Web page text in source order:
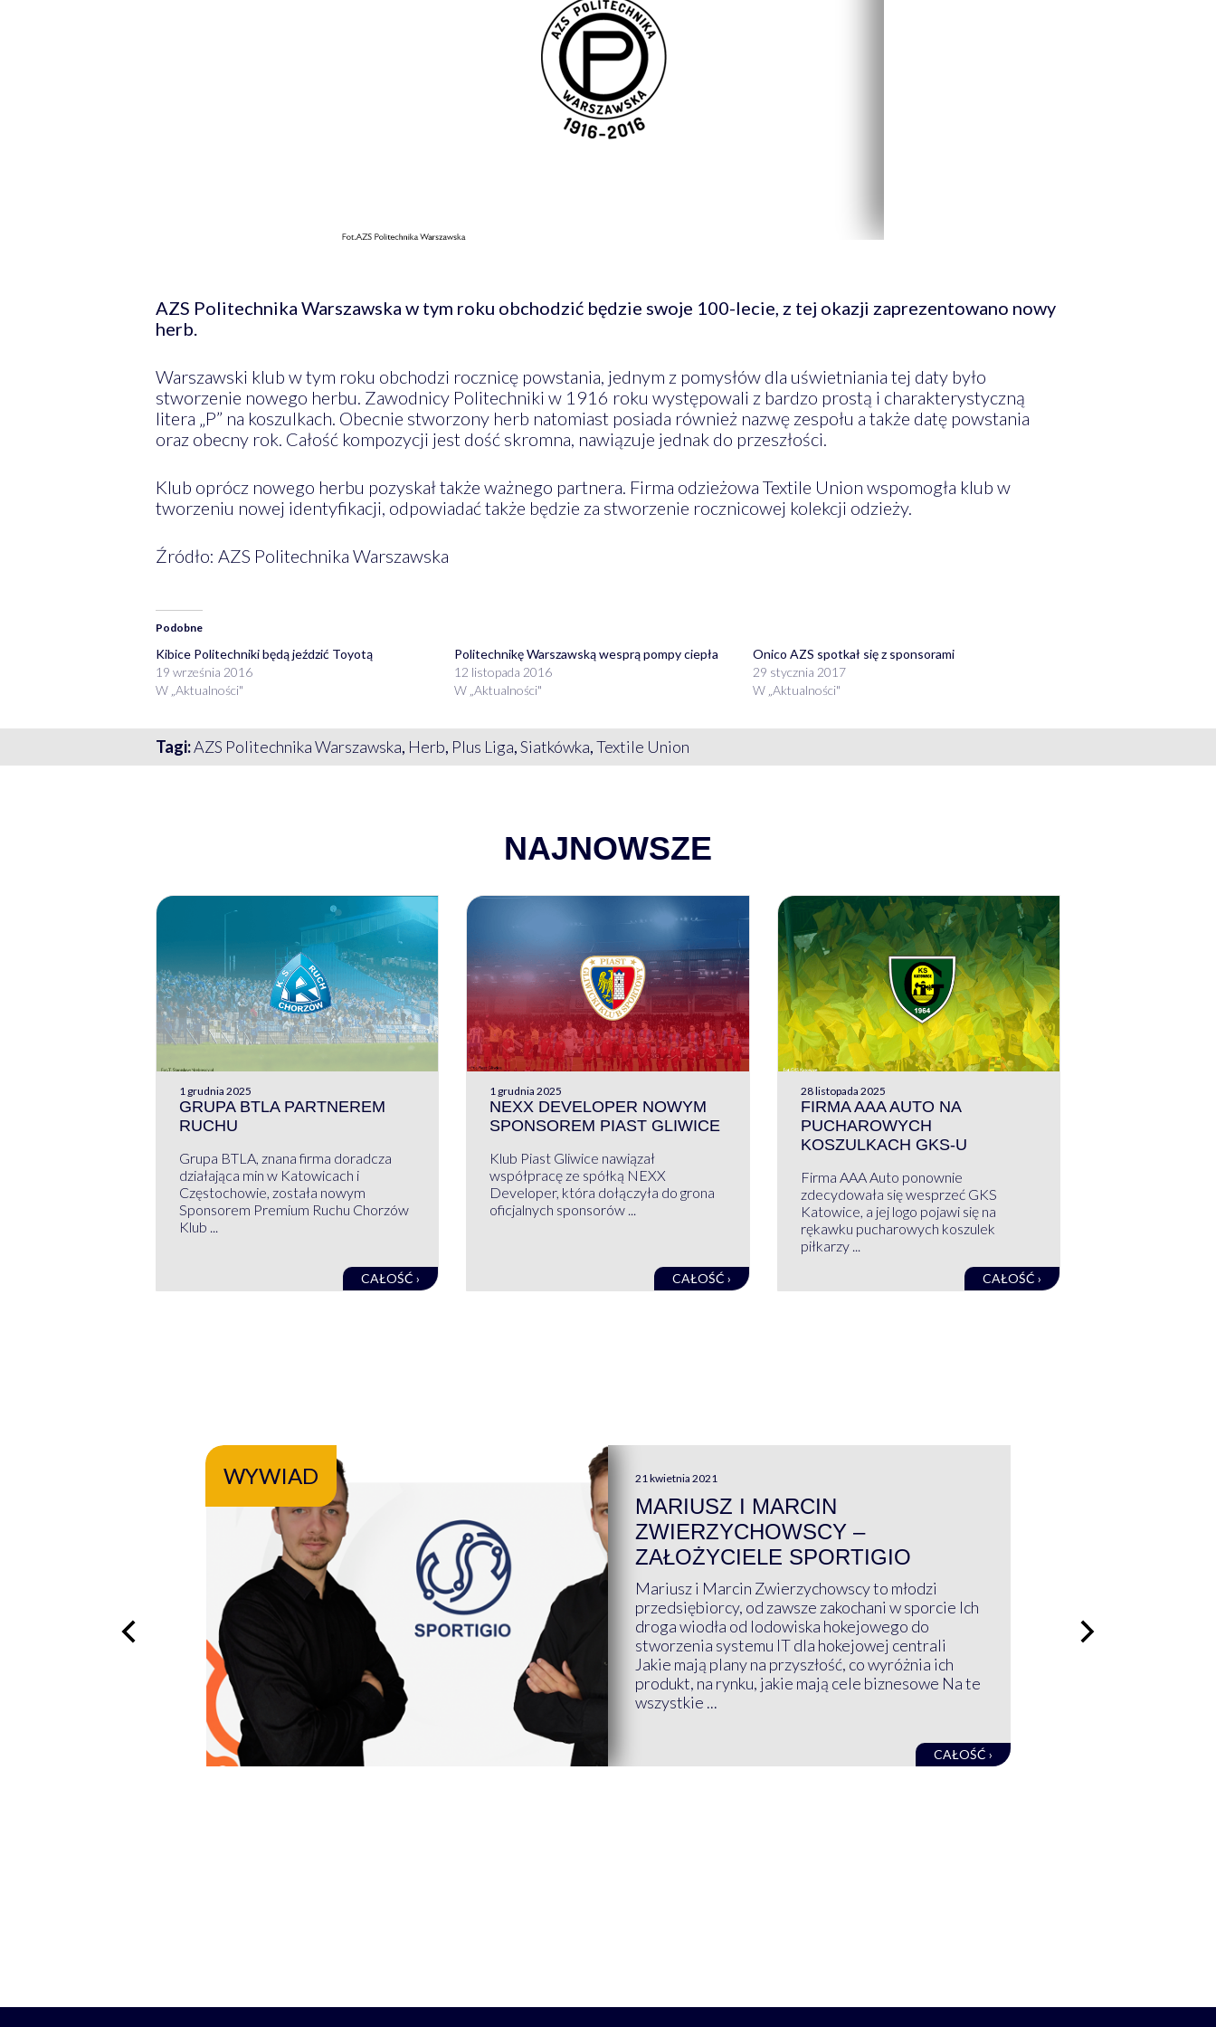
AZS Politechnika Warszawska w tym roku obchodzić będzie swoje 100-lecie, z tej okazji zaprezentowano nowy
herb.
Warszawski klub w tym roku obchodzi rocznicę powstania, jednym z pomysłów dla uświetniania tej daty było
stworzenie nowego herbu. Zawodnicy Politechniki w 1916 roku występowali z bardzo prostą i charakterystyczną
litera „P” na koszulkach. Obecnie stworzony herb natomiast posiada również nazwę zespołu a także datę powstania
oraz obecny rok. Całość kompozycji jest dość skromna, nawiązuje jednak do przeszłości.
Klub oprócz nowego herbu pozyskał także ważnego partnera. Firma odzieżowa Textile Union wspomogła klub w
tworzeniu nowej identyfikacji, odpowiadać także będzie za stworzenie rocznicowej kolekcji odzieży.
Źródło: AZS Politechnika Warszawska
Podobne
Kibice Politechniki będą jeździć Toyotą
19 września 2016
W „Aktualności"
Politechnikę Warszawską wesprą pompy ciepła
12 listopada 2016
W „Aktualności"
Onico AZS spotkał się z sponsorami
29 stycznia 2017
W „Aktualności"
Tagi:AZS Politechnika Warszawska, Herb, Plus Liga,Siatkówka,Textile Union
NAJNOWSZE
1 grudnia 2025
GRUPA BTLA PARTNEREM
RUCHU
Grupa BTLA, znana firma doradcza
działająca min w Katowicach i
Częstochowie, została nowym
Sponsorem Premium Ruchu Chorzów
Klub ...
CAŁOŚĆ ›
1 grudnia 2025
NEXX DEVELOPER NOWYM
SPONSOREM PIAST GLIWICE
Klub Piast Gliwice nawiązał
współpracę ze spółką NEXX
Developer, która dołączyła do grona
oficjalnych sponsorów ...
CAŁOŚĆ ›
28 listopada 2025
FIRMA AAA AUTO NA
PUCHAROWYCH
KOSZULKACH GKS-U
Firma AAA Auto ponownie
zdecydowała się wesprzeć GKS
Katowice, a jej logo pojawi się na
rękawku pucharowych koszulek
piłkarzy ...
CAŁOŚĆ ›
WYWIAD 21 kwietnia 2021
MARIUSZ I MARCIN
ZWIERZYCHOWSCY –
ZAŁOŻYCIELE SPORTIGIO
Mariusz i Marcin Zwierzychowscy to młodzi
przedsiębiorcy, od zawsze zakochani w sporcie Ich
droga wiodła od lodowiska hokejowego do
stworzenia systemu IT dla hokejowej centrali
Jakie mają plany na przyszłość, co wyróżnia ich
produkt, na rynku, jakie mają cele biznesowe Na te
wszystkie ...
CAŁOŚĆ ›